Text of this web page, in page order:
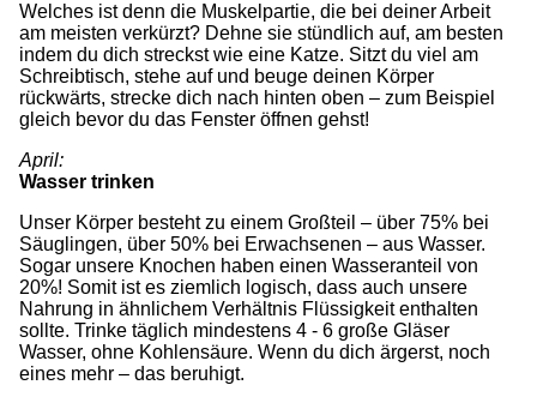
Welches ist denn die Muskelpartie, die bei deiner Arbeit
am meisten verkürzt? Dehne sie stündlich auf, am besten
indem du dich streckst wie eine Katze. Sitzt du viel am
Schreibtisch, stehe auf und beuge deinen Körper
rückwärts, strecke dich nach hinten oben – zum Beispiel
gleich bevor du das Fenster öffnen gehst!
April:
Wasser trinken
Unser Körper besteht zu einem Großteil – über 75% bei
Säuglingen, über 50% bei Erwachsenen – aus Wasser.
Sogar unsere Knochen haben einen Wasseranteil von
20%! Somit ist es ziemlich logisch, dass auch unsere
Nahrung in ähnlichem Verhältnis Flüssigkeit enthalten
sollte. Trinke täglich mindestens 4 - 6 große Gläser
Wasser, ohne Kohlensäure. Wenn du dich ärgerst, noch
eines mehr – das beruhigt.